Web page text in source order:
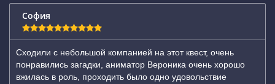
София
Сходили с небольшой компанией на этот квест, очень
понравились загадки, аниматор Вероника очень хорошо
вжилась в роль, проходить было одно удовольствие